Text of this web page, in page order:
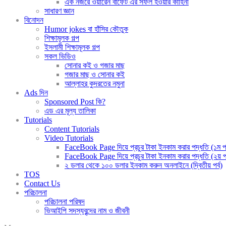
এক নজরে ওয়ারেন বাফেট এর সফল হওয়ার কাহিনী
সাধারণ জ্ঞান
বিনোদন
Humor jokes বা হাঁসির কৌতুক
শিক্ষামূলক গল্প
ইসলামী শিক্ষামূলক গল্প
সকল ভিডিও
সোনার কই ও গজার মাছ
গজার মাছ ও সোনার কই
আল্লাহর কুদরতের নমুনা
Ads দিন
Sponsored Post কি?
এড এর মূল্য তালিকা
Tutorials
Content Tutorials
Video Tutorials
FaceBook Page দিয়ে প্রচুর টাকা ইনকাম করার পদ্ধতি (১ম
FaceBook Page দিয়ে প্রচুর টাকা ইনকাম করার পদ্ধতি (২য়
২ ডলার থেকে ১০০ ডলার ইনকাম করুন অনলাইনে (দ্বিতীয় পর্ব)
TOS
Contact Us
পরিচালনা
পরিচালনা পরিষদ
ভিআইপি সদস্যবৃন্দের নাম ও জীবনী